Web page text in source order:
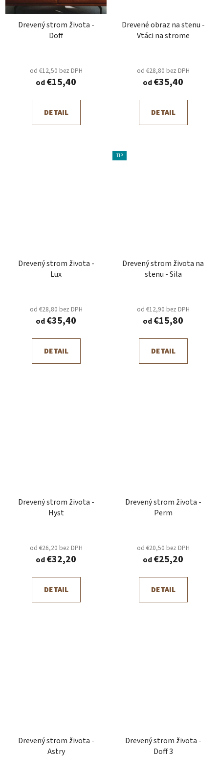
Drevený strom života -
Doff
od €12,50 bez DPH
od€15,40
DETAIL
Drevené obraz na stenu -
Vtáci na strome
od €28,80 bez DPH
od€35,40
DETAIL
Drevený strom života -
Lux
od €28,80 bez DPH
od€35,40
DETAIL
TIP
Drevený strom života na
stenu - Sila
od €12,90 bez DPH
od€15,80
DETAIL
Drevený strom života -
Hyst
od €26,20 bez DPH
od€32,20
DETAIL
Drevený strom života -
Perm
od €20,50 bez DPH
od€25,20
DETAIL
Drevený strom života -
Astry
Drevený strom života -
Doff 3